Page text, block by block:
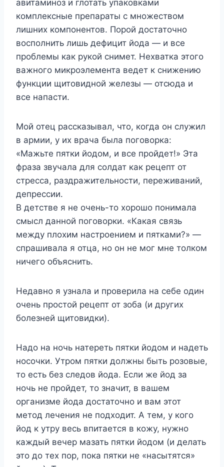
авитаминоз и глотать упаковками
комплексные препараты с множеством
лишних компонентов. Порой достаточно
восполнить лишь дефицит йода — и все
проблемы как рукой снимет. Нехватка этого
важного микроэлемента ведет к снижению
функции щитовидной железы — отсюда и
все напасти.
Мой отец рассказывал, что, когда он служил
в армии, у их врача была поговорка:
«Мажьте пятки йодом, и все пройдет!» Эта
фраза звучала для солдат как рецепт от
стресса, раздражительности, переживаний,
депрессии.
В детстве я не очень-то хорошо понимала
смысл данной поговорки. «Какая связь
между плохим настроением и пятками?» —
спрашивала я отца, но он не мог мне толком
ничего объяснить.
Недавно я узнала и проверила на себе один
очень простой рецепт от зоба (и других
болезней щитовидки).
Надо на ночь натереть пятки йодом и надеть
носочки. Утром пятки должны быть розовые,
то есть без следов йода. Если же йод за
ночь не пройдет, то значит, в вашем
организме йода достаточно и вам этот
метод лечения не подходит. А тем, у кого
йод к утру весь впитается в кожу, нужно
каждый вечер мазать пятки йодом (и делать
это до тех пор, пока пятки не «насытятся»